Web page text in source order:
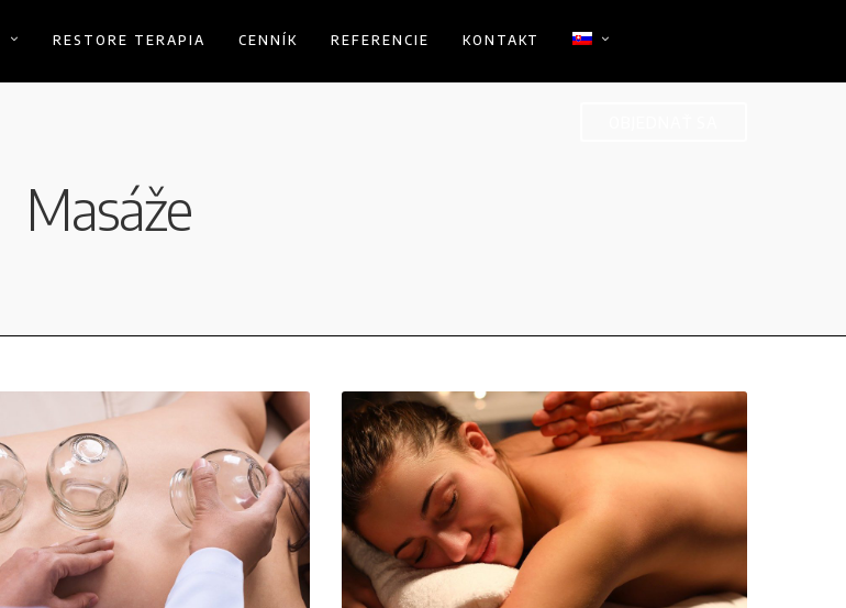
RESTORE TERAPIA CENNÍK REFERENCIE KONTAKT
Masáže